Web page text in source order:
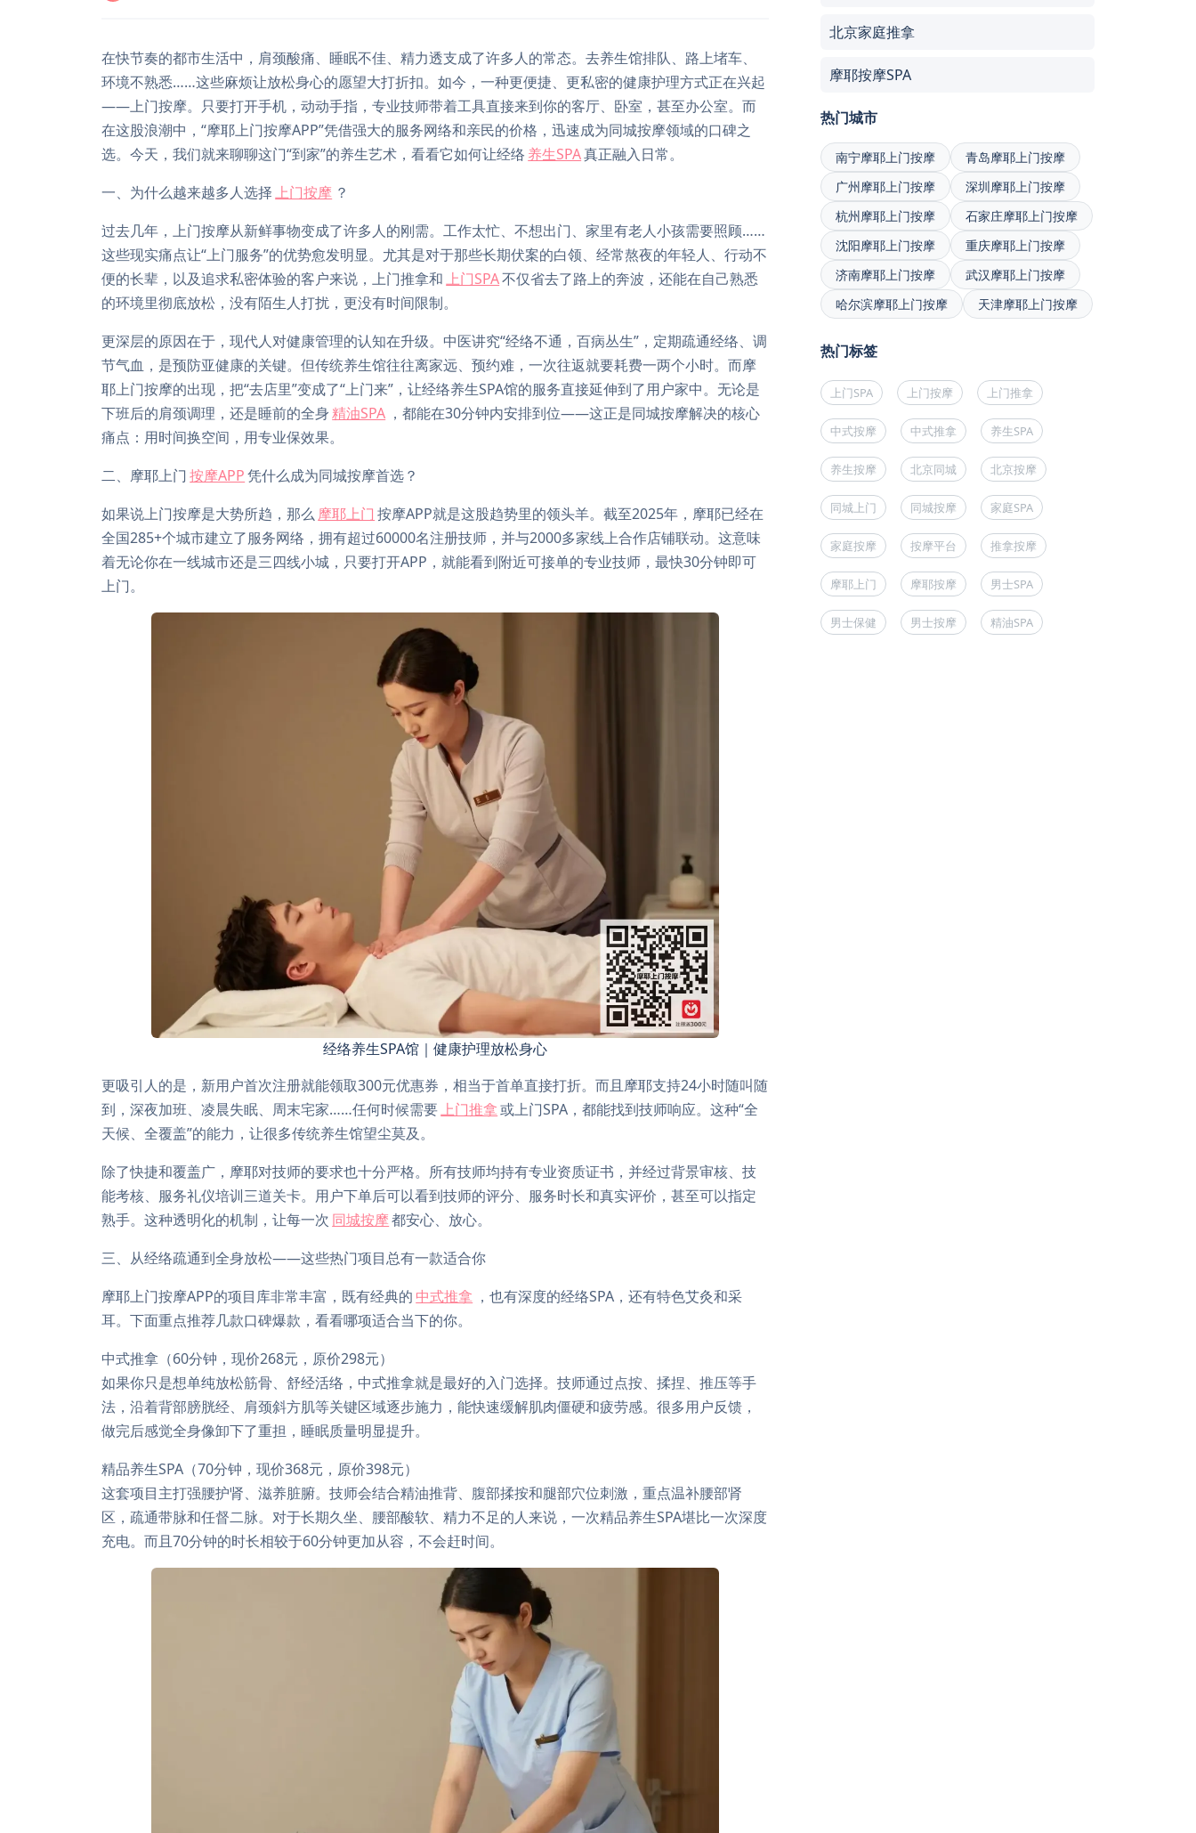
在快节奏的都市生活中，肩颈酸痛、睡眠不佳、精力透支成了许多人的常态。去养生馆排队、路上堵车、
环境不熟悉……这些麻烦让放松身心的愿望大打折扣。如今，一种更便捷、更私密的健康护理方式正在兴起
——上门按摩。只要打开手机，动动手指，专业技师带着工具直接来到你的客厅、卧室，甚至办公室。而
在这股浪潮中，“摩耶上门按摩APP”凭借强大的服务网络和亲民的价格，迅速成为同城按摩领域的口碑之
选。今天，我们就来聊聊这门“到家”的养生艺术，看看它如何让经络 养生SPA真正融入日常。
一、为什么越来越多人选择上门按摩 ？
过去几年，上门按摩从新鲜事物变成了许多人的刚需。工作太忙、不想出门、家里有老人小孩需要照顾……
这些现实痛点让“上门服务”的优势愈发明显。尤其是对于那些长期伏案的白领、经常熬夜的年轻人、行动不
便的长辈，以及追求私密体验的客户来说，上门推拿和上门SPA不仅省去了路上的奔波，还能在自己熟悉
的环境里彻底放松，没有陌生人打扰，更没有时间限制。
更深层的原因在于，现代人对健康管理的认知在升级。中医讲究“经络不通，百病丛生”，定期疏通经络、调
节气血，是预防亚健康的关键。但传统养生馆往往离家远、预约难，一次往返就要耗费一两个小时。而摩
耶上门按摩的出现，把“去店里”变成了“上门来”，让经络养生SPA馆的服务直接延伸到了用户家中。无论是
下班后的肩颈调理，还是睡前的全身精油SPA ，都能在30分钟内安排到位——这正是同城按摩解决的核心
痛点：用时间换空间，用专业保效果。
二、摩耶上门 按摩APP凭什么成为同城按摩首选？
如果说上门按摩是大势所趋，那么 摩耶上门 按摩APP就是这股趋势里的领头羊。截至2025年，摩耶已经在
全国285+个城市建立了服务网络，拥有超过60000名注册技师，并与2000多家线上合作店铺联动。这意味
着无论你在一线城市还是三四线小城，只要打开APP，就能看到附近可接单的专业技师，最快30分钟即可
上门。
经络养生SPA馆｜健康护理放松身心
更吸引人的是，新用户首次注册就能领取300元优惠券，相当于首单直接打折。而且摩耶支持24小时随叫随
到，深夜加班、凌晨失眠、周末宅家……任何时候需要上门推拿或上门SPA，都能找到技师响应。这种“全
天候、全覆盖”的能力，让很多传统养生馆望尘莫及。
除了快捷和覆盖广，摩耶对技师的要求也十分严格。所有技师均持有专业资质证书，并经过背景审核、技
能考核、服务礼仪培训三道关卡。用户下单后可以看到技师的评分、服务时长和真实评价，甚至可以指定
熟手。这种透明化的机制，让每一次 同城按摩都安心、放心。
三、从经络疏通到全身放松——这些热门项目总有一款适合你
摩耶上门按摩APP的项目库非常丰富，既有经典的 中式推拿 ，也有深度的经络SPA，还有特色艾灸和采
耳。下面重点推荐几款口碑爆款，看看哪项适合当下的你。
中式推拿（60分钟，现价268元，原价298元）
如果你只是想单纯放松筋骨、舒经活络，中式推拿就是最好的入门选择。技师通过点按、揉捏、推压等手
法，沿着背部膀胱经、肩颈斜方肌等关键区域逐步施力，能快速缓解肌肉僵硬和疲劳感。很多用户反馈，
做完后感觉全身像卸下了重担，睡眠质量明显提升。
精品养生SPA（70分钟，现价368元，原价398元）
这套项目主打强腰护肾、滋养脏腑。技师会结合精油推背、腹部揉按和腿部穴位刺激，重点温补腰部肾
区，疏通带脉和任督二脉。对于长期久坐、腰部酸软、精力不足的人来说，一次精品养生SPA堪比一次深度
充电。而且70分钟的时长相较于60分钟更加从容，不会赶时间。
北京家庭推拿
摩耶按摩SPA
热门城市
南宁摩耶上门按摩
青岛摩耶上门按摩
广州摩耶上门按摩
深圳摩耶上门按摩
杭州摩耶上门按摩
石家庄摩耶上门按摩
沈阳摩耶上门按摩
重庆摩耶上门按摩
济南摩耶上门按摩
武汉摩耶上门按摩
哈尔滨摩耶上门按摩
天津摩耶上门按摩
热门标签
上门SPA 上门按摩 上门推拿
中式按摩 中式推拿 养生SPA
养生按摩 北京同城 北京按摩
同城上门 同城按摩 家庭SPA
家庭按摩 按摩平台 推拿按摩
摩耶上门 摩耶按摩 男士SPA
男士保健 男士按摩 精油SPA